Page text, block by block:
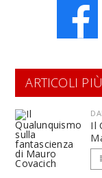
ARTICOLI
Il